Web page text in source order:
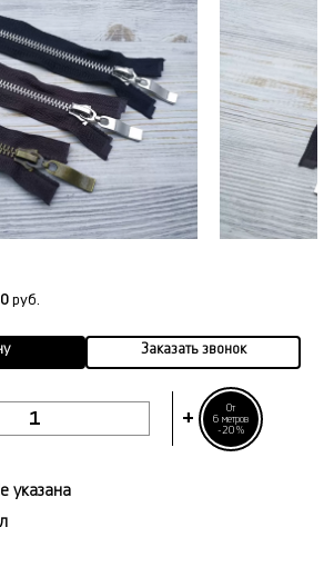
+
От
6 метров
-20%
руб.
Заказать звонок
указана